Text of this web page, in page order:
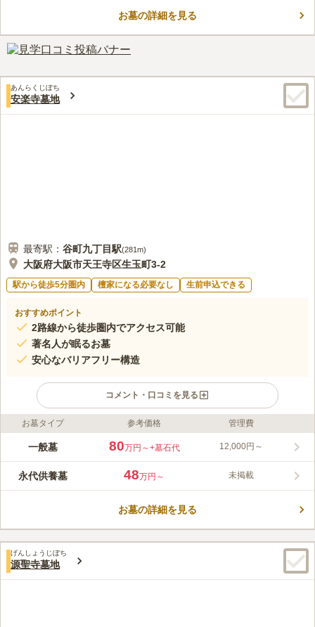
良運上人により開山された由緒ある寺院が管理している霊園で
な気持ちでお参りができます。入口には約4ｍの日限地蔵が祀ら
れています。お参りする方を温かく見守ってくれます。区画は一
は管理や清掃が行き届いた印象です。いつでも清々しい気持ちで
お参りができるでしょう。
口コミ評価
40代男性
最寄り駅のすぐそばに花屋があるのでそこである程度は揃いま
す。食事に於いても、駅のそばに食事処があるので数人位なら食事ができ
ます。
お墓の詳細を見る
あんらくじぼち
安楽寺墓地
最寄駅： 谷町九丁目駅(281m)
大阪府大阪市天王寺区生玉町3-2
駅から徒歩5分圏内 檀家になる必要なし 生前申込できる
おすすめポイント
2路線から徒歩圏内でアクセス可能
著名人が眠るお墓
安心なバリアフリー構造
コメント・口コミを見る
ライフドット編集部のコメント
黒光りした重厚感のある山門が特徴の寺院墓苑です。生國魂神社
にあります。墓域はコンパクトながら、堂々と構えられていま
す。 日当たりの良い暖かな空間の寺院墓地です。日当たりが良
第三十番の寺院でもあり、歴史を感じられる風格があります。お
きるので便利です。
みんなの評価
3.9 口コミ2件
50代男性
墓地の周辺には特になにもありません。、ろうそくや線香は自分
のいえで探してもっていきますｙ。花屋もなく自宅で用意してからいきま
す。
お墓タイプ 参考価格 管理費
一般墓 80万円～+墓石代 12,000円～
永代供養墓 48万円～ 未掲載
お墓の詳細を見る
げんしょうじぼち
源聖寺墓地